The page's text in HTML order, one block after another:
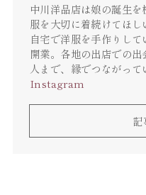
中川洋品店は娘の誕生
服を大切に着続けてほ
自宅で洋服を手作りし
開業。各地の出店での
人まで、縁でつながって
Instagram
記